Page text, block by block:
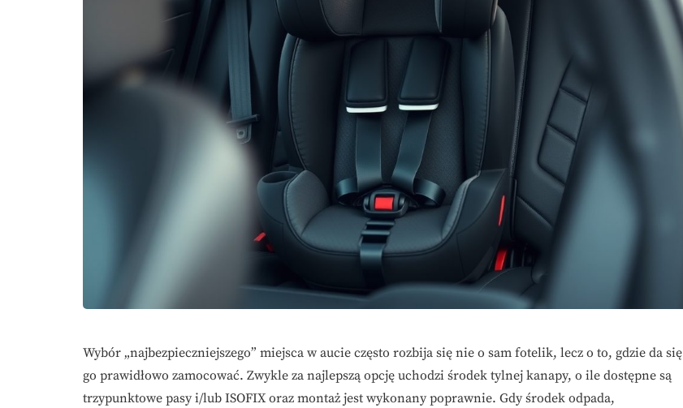
Wybór „najbezpieczniejszego” miejsca w aucie często rozbija się nie o sam fotelik, lecz o to, gdzie da się
go prawidłowo zamocować. Zwykle za najlepszą opcję uchodzi środek tylnej kanapy, o ile dostępne są
trzypunktowe pasy i/lub ISOFIX oraz montaż jest wykonany poprawnie. Gdy środek odpada,